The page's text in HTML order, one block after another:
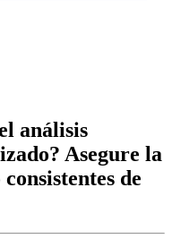
análisis
Asegure la
de